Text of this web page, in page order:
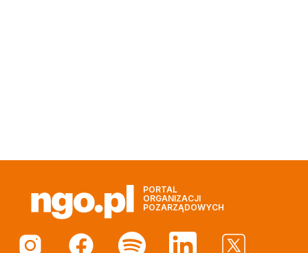
PORTAL
ORGANIZACJI
POZARZĄDOWYCH